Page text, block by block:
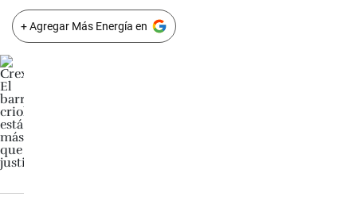
+ Agregar Más Energía en